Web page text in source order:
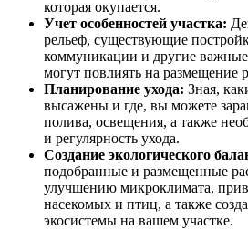
которая окупается.
Учет особенностей участка:
рельеф, существующие
коммуникации и другие
могут повлиять на размещение
Планирование ухода: Зная,
высажены и где, вы можете
полива, освещения, а также
и регулярность ухода.
Создание экологического
подобранные и размещенные
улучшению микроклимата,
насекомых и птиц, а также
экосистемы на вашем участке.